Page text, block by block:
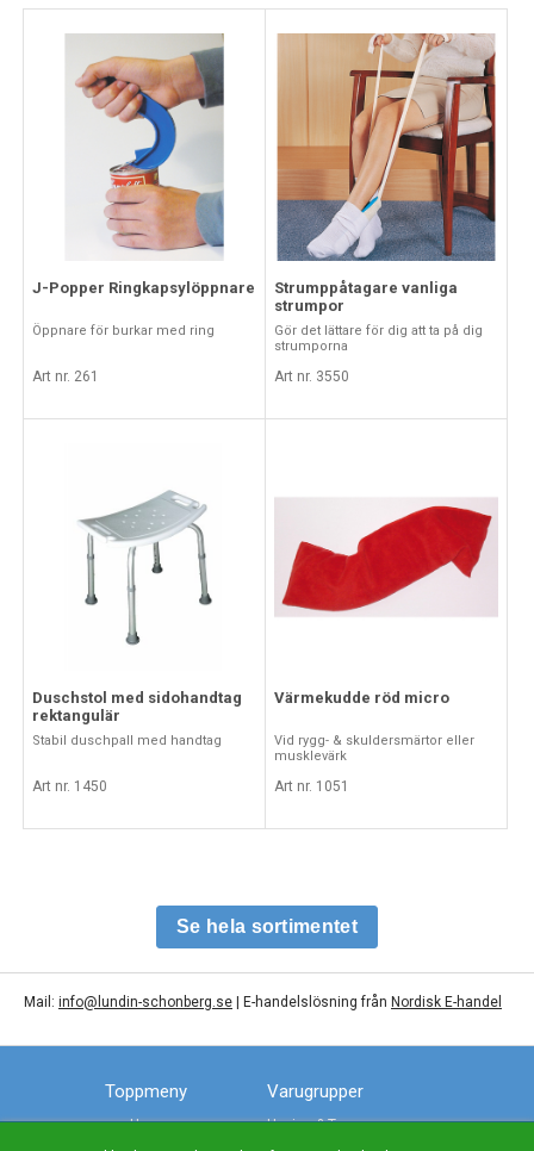
J-Popper Ringkapsylöppnare
Öppnare för burkar med ring
Art nr. 261
Strumppåtagare vanliga
strumpor
Gör det lättare för dig att ta på dig
strumporna
Art nr. 3550
Duschstol med sidohandtag
rektangulär
Stabil duschpall med handtag
Art nr. 1450
Värmekudde röd micro
Vid rygg- & skuldersmärtor eller
musklevärk
Art nr. 1051
Se hela sortimentet
Mail: info@lundin-schonberg.se | E-handelslösning från Nordisk E-handel
Toppmeny
Hem
Varugrupper
Hygien & Toa